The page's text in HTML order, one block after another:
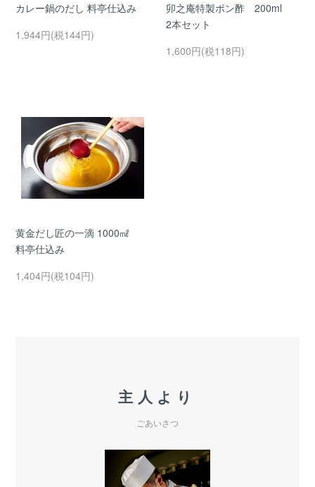
カレー鍋のだし 料亭仕込み
1,944円(税144円)
卯之庵特製ポン酢 200ml
2本セット
1,600円(税118円)
黄金だし匠の一滴 1000㎖
料亭仕込み
1,404円(税104円)
主人より
ごあいさつ